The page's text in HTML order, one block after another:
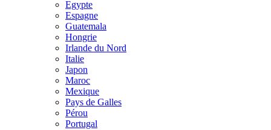
Egypte
Espagne
Guatemala
Hongrie
Irlande du Nord
Italie
Japon
Maroc
Mexique
Pays de Galles
Pérou
Portugal